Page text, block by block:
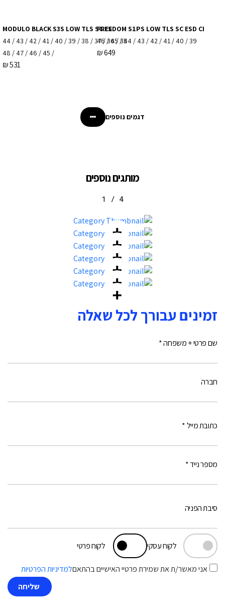
FREEDOM S1PS LOW TLS SC ESD CI
39 / 40 / 41 / 42 / 43 / 44 / 45 / 46
649
₪
MODULO BLACK S3S LOW TLS SC ES
35 / 36 / 37 / 38 / 39 / 40 / 41 / 42 / 43 / 44
/ 45 / 46 / 47 / 48
531
₪
דגמים נוספים
מותגים נוספים
4
/
1
זמינים עבורך לכל שאלה
שם פרטי + משפחה *
חברה
כתובת מייל *
מספר נייד *
לקוח עסקי לקוח פרטי
סיבת הפניה
אני מאשר/ת את שמירת פרטיי האישיים בהתאםלמדיניות הפרטיות